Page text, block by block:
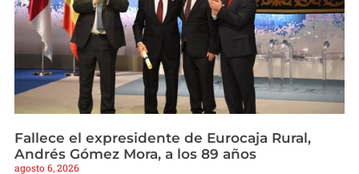
Fallece el expresidente de Eurocaja Rural,
Andrés Gómez Mora, a los 89 años
agosto 6, 2026